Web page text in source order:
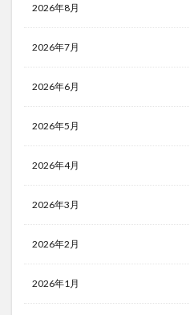
2026年8月
2026年7月
2026年6月
2026年5月
2026年4月
2026年3月
2026年2月
2026年1月